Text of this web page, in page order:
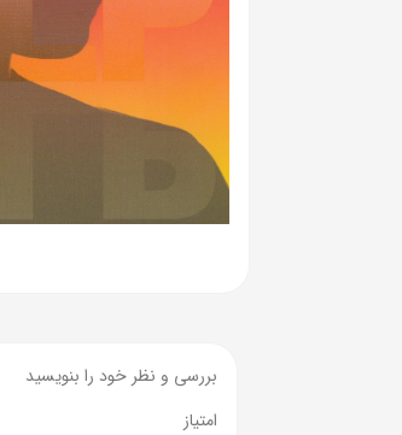
بررسی و نظر خود را بنویسید
امتیاز